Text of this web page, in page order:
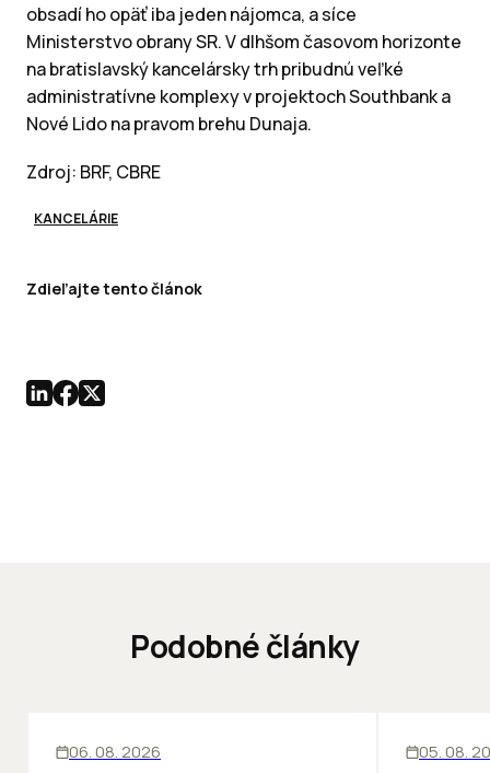
obsadí ho opäť iba jeden nájomca, a síce
Ministerstvo obrany SR. V dlhšom časovom horizonte
na bratislavský kancelársky trh pribudnú veľké
administratívne komplexy v projektoch Southbank a
Nové Lido na pravom brehu Dunaja.
Zdroj: BRF, CBRE
KANCELÁRIE
Zdieľajte tento článok
Podobné články
06. 08. 2026 05. 08.